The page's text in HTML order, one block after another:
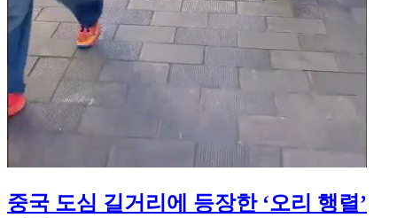
중국 도심 길거리에 등장한 ‘오리 행렬’